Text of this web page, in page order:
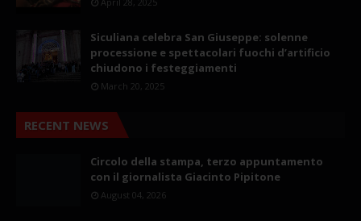
Siculiana celebra San Giuseppe: solenne
processione e spettacolari fuochi d’artificio
chiudono i festeggiamenti
March 20, 2025
RECENT NEWS
Circolo della stampa, terzo appuntamento
con il giornalista Giacinto Pipitone
August 04, 2026